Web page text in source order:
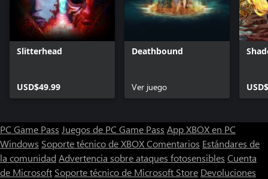
Slitterhead
USD$49.99
Deathbound
Ver juego
PC Game Pass Juegos de PC Game Pass App XBOX en PC
Windows Soporte técnico de XBOXComentarios Estándares de
la comunidad Advertencia sobre ataques fotosensibles Cuenta
de Microsoft Soporte técnico de Microsoft Store Devoluciones